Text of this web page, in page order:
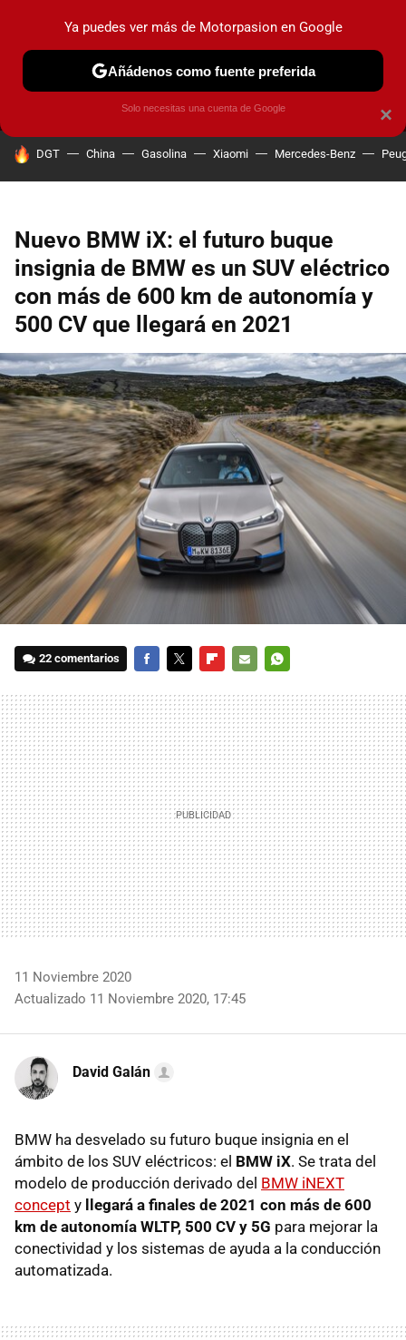
MENÚ NUEVO
COCHES ELÉCTRICOS OBSERVATORIO
HOY SE HABLA DE
DGT China Gasolina Xiaomi Mercedes-Benz
Nuevo BMW iX: el futuro buque
insignia de BMW es un SUV eléctrico
con más de 600 km de autonomía y
500 CV que llegará en 2021
22 comentarios
MAIL
11 Noviembre 2020
Actualizado 11 Noviembre 2020, 17:45
David Galán
BMW ha desvelado su futuro buque insignia en el
ámbito de los SUV eléctricos: el BMW iX. Se trata del
modelo de producción derivado del BMW iNEXT
concept y llegará a finales de 2021 con más de 600
km de autonomía WLTP, 500 CV y 5G para mejorar la
conectividad y los sistemas de ayuda a la conducción
automatizada.
×
Ya puedes ver más de Motorpasion en Google
Añádenos como fuente preferida
Solo necesitas una cuenta de Google